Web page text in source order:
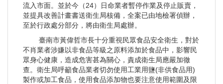
流入市面。並於今（24）日命業者暫停作業及停止販賣，
並提具改善計畫書送衛生局核備，全案已由地檢署偵辦，
至於行政處分部分，將由衛生局處辦。
臺南市黃偉哲市長十分重視民眾食品安全衛生，對於
不肖業者涉嫌以非食品等級之原料添加於食品中，影響民
眾身心健康，造成危害甚為關心，責成衛生局應嚴加徹
查。衛生局呼籲食品業者切勿使用工業用鹽(非供食品用)
製作或加工食品，使用食品添加物也要注意使用範圍及限